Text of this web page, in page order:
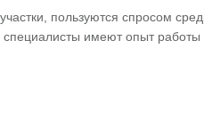
пользуются спросом
специалисты имеют опыт работы